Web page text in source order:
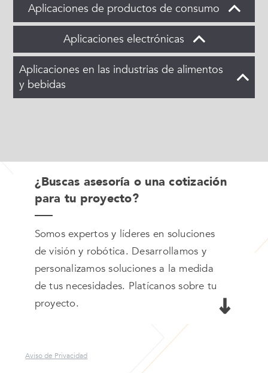
Aplicaciones de productos de consumo
Aplicaciones electrónicas
Aplicaciones en las industrias de alimentos
y bebidas
¿Buscas asesoría o una cotización
para tu proyecto?
Somos expertos y líderes en soluciones
de visión y robótica. Desarrollamos y
personalizamos soluciones a la medida
de tus necesidades. Platícanos sobre tu
proyecto.
Aviso de Privacidad